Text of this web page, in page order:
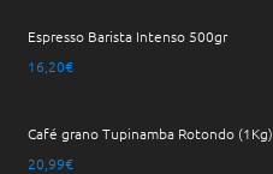
Espresso Barista Intenso 500gr
16,20€
Café grano Tupinamba Rotondo (1Kg)
20,99€